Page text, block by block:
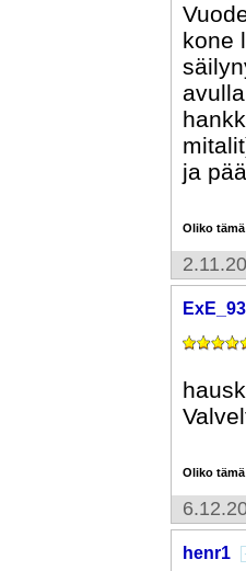
kone
ja
Oliko
ExE_93
Oliko
henr1